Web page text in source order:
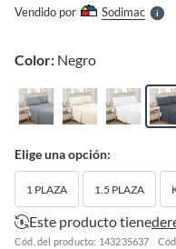
Vendido por SodimacS
Color: Negro
Elige una opción:
1 PLAZA 1.5 PLAZA
Este producto tiene
Cód. del producto: 143235637